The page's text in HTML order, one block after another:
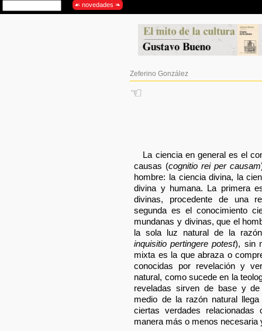
Zeferino González
☜
La ciencia en general es el
causas (cognitio rei per causam
hombre: la ciencia divina, la
divina y humana. La primera
divinas, procedente de una
segunda es el conocimiento
mundanas y divinas, que el
la sola luz natural de la
inquisitio pertingere potest), sin
mixta es la que abraza o
conocidas por revelación y
natural, como sucede en la
reveladas sirven de base y
medio de la razón natural
ciertas verdades
manera más o menos necesaria